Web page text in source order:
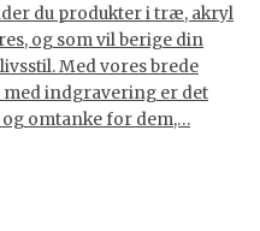
du produkter i træ, akryl
og som vil berige din
Med vores brede
indgravering er det
omtanke for dem,…